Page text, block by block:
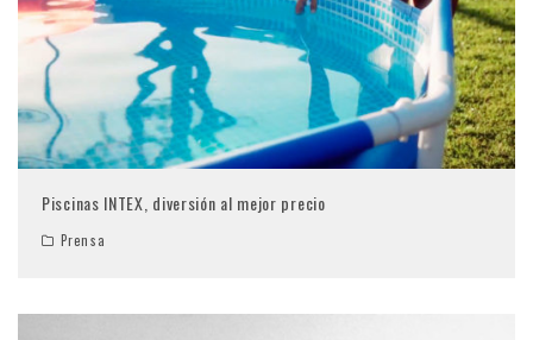
Piscinas INTEX, diversión al mejor precio
Prensa